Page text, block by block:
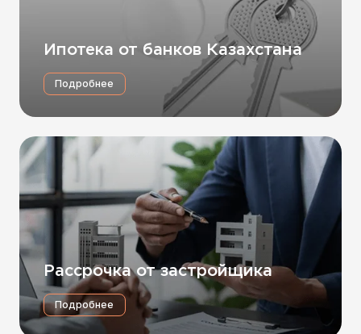
Ипотека от банков Казахстана
Подробнее
Рассрочка от застройщика
Подробнее